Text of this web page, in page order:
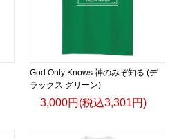
God Only Knows 神のみぞ知る (デ
ラックス グリーン)
3,000円(税込3,301円)